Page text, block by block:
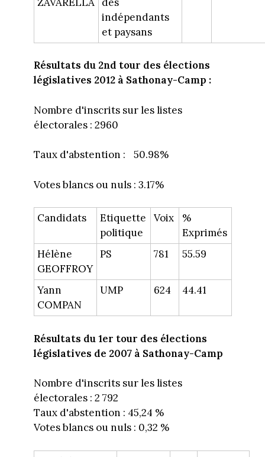
indépendants
et paysans
Résultats du 2nd tour des élections
législatives 2012 à Sathonay-Camp :
Nombre d'inscrits sur les listes
électorales : 2960
Taux d'abstention : 50.98%
Votes blancs ou nuls : 3.17%
Candidats
Etiquette
politique
Voix
%
Exprimés
Hélène
GEOFFROY
PS 781 55.59
Yann
COMPAN
UMP 624 44.41
Résultats du 1er tour des élections
législatives de 2007 à Sathonay-Camp
Nombre d'inscrits sur les listes
électorales : 2 792
Taux d'abstention : 45,24 %
Votes blancs ou nuls : 0,32 %